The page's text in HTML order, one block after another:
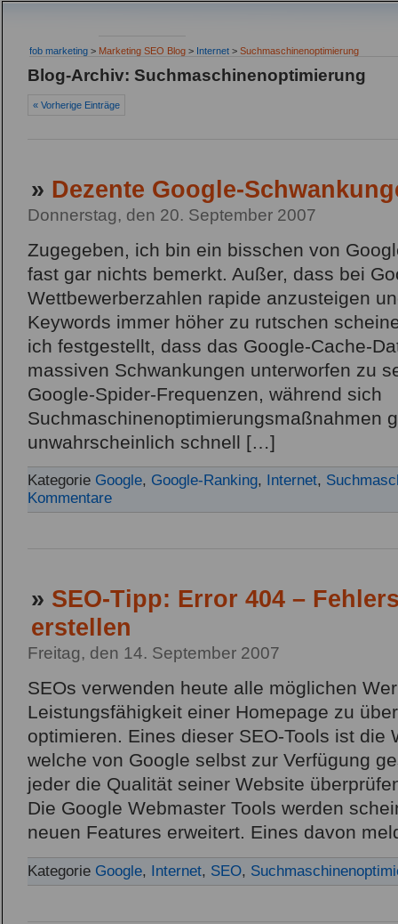
fob marketing > Marketing SEO Blog > Internet > Suchmaschinenoptimierung
Blog-Archiv: Suchmaschinenoptimierung
« Vorherige Einträge
» Dezente Google-
Donnerstag, den 20. September 2007
Zugegeben, ich bin ein bisschen von
fast gar nichts bemerkt. Außer, dass bei
Wettbewerberzahlen rapide anzusteigen
Keywords immer höher zu rutschen
ich festgestellt, dass das Google-Cache-
massiven Schwankungen unterworfen zu
Google-Spider-Frequenzen, während sich
Suchmaschinenoptimierungsmaßnahmen
unwahrscheinlich schnell […]
Kategorie Google, Google-Ranking, Internet,
Kommentare
» SEO-Tipp: Error 404 –
erstellen
Freitag, den 14. September 2007
SEOs verwenden heute alle möglichen
Leistungsfähigkeit einer Homepage zu
optimieren. Eines dieser SEO-Tools ist die
welche von Google selbst zur Verfügung
jeder die Qualität seiner Website
Die Google Webmaster Tools werden
neuen Features erweitert. Eines davon
Kategorie Google, Internet, SEO,